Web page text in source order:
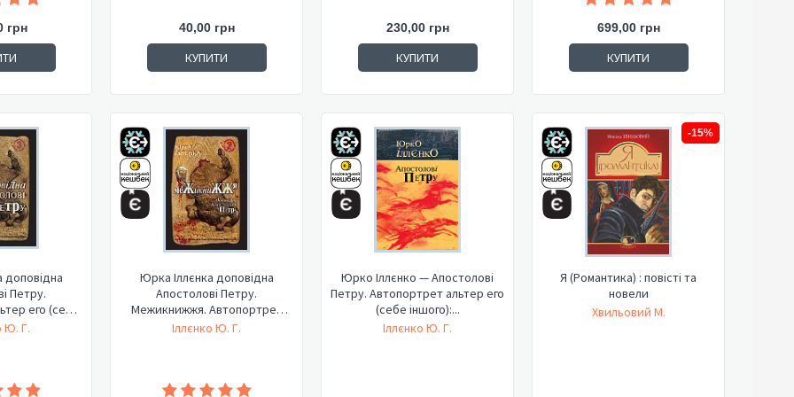
грн 40,00 грн
КУПИТИ
230,00 грн
КУПИТИ
699,00 грн
КУПИТИ
доповідна
Петру.
его (себе
Ю. Г.
Юрка Іллєнка доповідна
Апостолові Петру.
Межикнижжя. Автопортрет
альте...
Іллєнко Ю. Г.
Юрко Іллєнко — Апостолові
Петру. Автопортрет альтер его
(себе іншого):...
Іллєнко Ю. Г.
-15%
Я (Романтика) : повісті та
новели
Хвильовий М.